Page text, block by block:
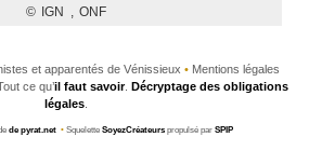
et apparentés de Vénissieux •Mentions légales
ce qu’il faut savoir. Décryptage des obligations
légales
de pyrat.net • Squelette SoyezCréateurs propulsé par SPIP